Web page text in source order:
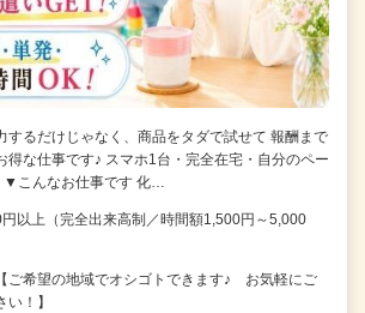
るだけじゃなく、商品をタダで試せて 報酬まで
得な仕事です♪ スマホ1台・完全在宅・自分のペー
▼こんなお仕事です 化…
以上（完全出来高制／時間額1,500円～5,000
ご希望の地域でオシゴトできます♪ お気軽にご
！】